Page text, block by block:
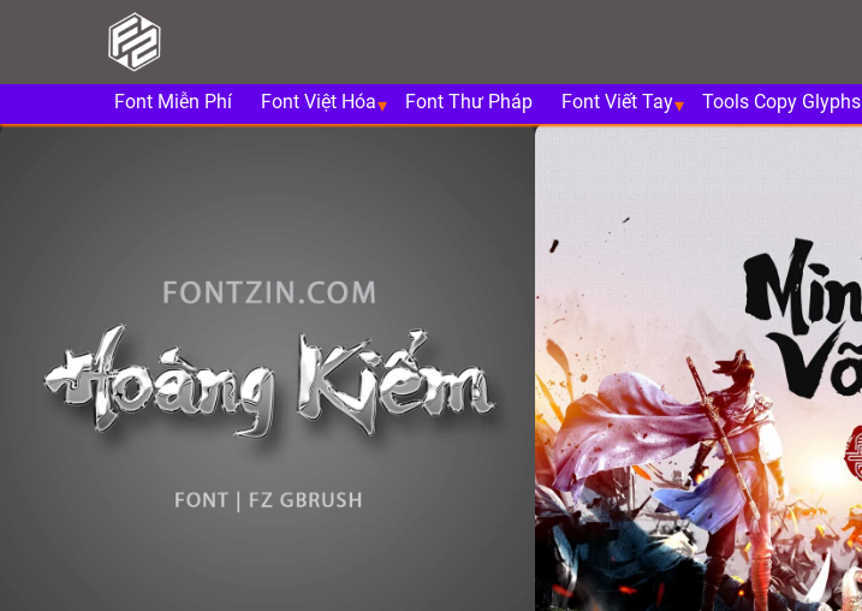
Font Miễn Phí Font Việt Hóa Font Thư Pháp Font Viết Tay Tools Copy Glyphs